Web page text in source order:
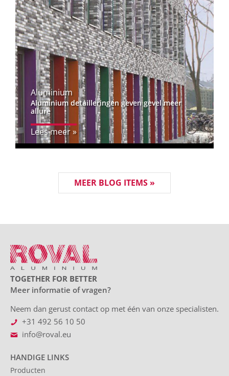
Aluminium
Aluminium detailleringen geven gevel meer
allure
Lees meer »
MEER BLOG ITEMS »
TOGETHER FOR BETTER
Meer informatie of vragen?
Neem dan gerust contact op met één van onze specialisten.
+31 492 56 10 50
info@roval.eu
HANDIGE LINKS
Producten